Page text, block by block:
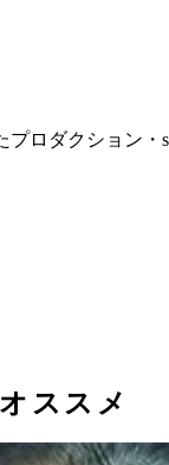
ロダクション
ススメ